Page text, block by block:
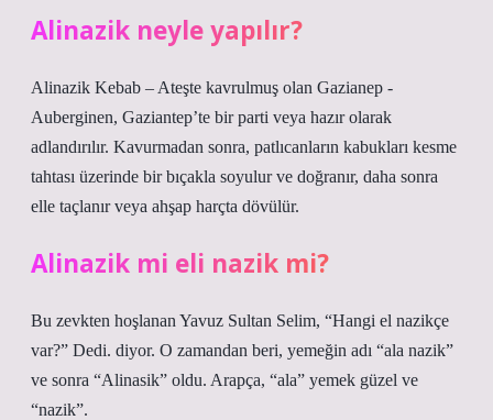
Alinazik neyle yapılır?
Alinazik Kebab – Ateşte kavrulmuş olan Gazianep -
Auberginen, Gaziantep’te bir parti veya hazır olarak
adlandırılır. Kavurmadan sonra, patlıcanların kabukları kesme
tahtası üzerinde bir bıçakla soyulur ve doğranır, daha sonra
elle taçlanır veya ahşap harçta dövülür.
Alinazik mi eli nazik mi?
Bu zevkten hoşlanan Yavuz Sultan Selim, “Hangi el nazikçe
var?” Dedi. diyor. O zamandan beri, yemeğin adı “ala nazik”
ve sonra “Alinasik” oldu. Arapça, “ala” yemek güzel ve
“nazik”.